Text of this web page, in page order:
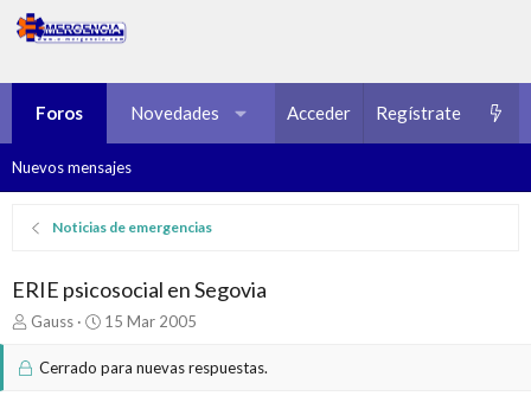
Foros Novedades Multimedia Recursos
Acceder Regístrate
Nuevos mensajes
Noticias de emergencias
ERIE psicosocial en Segovia
I
i
Gauss
F
c
15 Mar 2005
Cerrado para nuevas respuestas.